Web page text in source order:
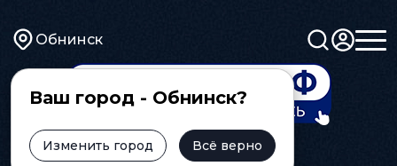
Обнинск
Ваш город - Обнинск?
Изменить город Всё верно